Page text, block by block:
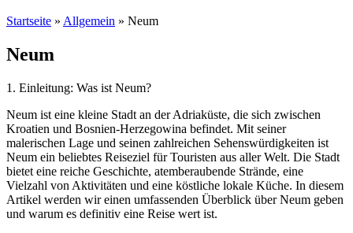
Startseite » Allgemein » Neum
Neum
1. Einleitung: Was ist Neum?
Neum ist eine kleine Stadt an der Adriaküste, die sich zwischen
Kroatien und Bosnien-Herzegowina befindet. Mit seiner
malerischen Lage und seinen zahlreichen Sehenswürdigkeiten ist
Neum ein beliebtes Reiseziel für Touristen aus aller Welt. Die Stadt
bietet eine reiche Geschichte, atemberaubende Strände, eine
Vielzahl von Aktivitäten und eine köstliche lokale Küche. In diesem
Artikel werden wir einen umfassenden Überblick über Neum geben
und warum es definitiv eine Reise wert ist.